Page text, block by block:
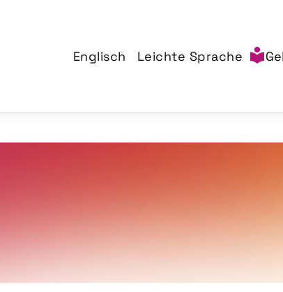
Englisch Leichte Sprache